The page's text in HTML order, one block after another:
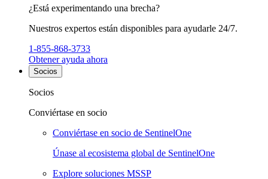
¿Está experimentando una brecha?
Nuestros expertos están disponibles para ayudarle 24/7.
1-855-868-3733
Obtener ayuda ahora
Socios
Socios
Conviértase en socio
Conviértase en socio de SentinelOne
Únase al ecosistema global de SentinelOne
Explore soluciones MSSP